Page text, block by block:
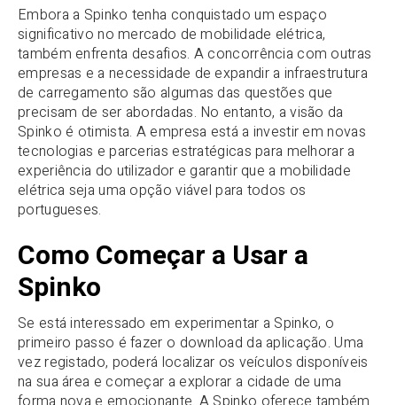
Embora a Spinko tenha conquistado um espaço
significativo no mercado de mobilidade elétrica,
também enfrenta desafios. A concorrência com outras
empresas e a necessidade de expandir a infraestrutura
de carregamento são algumas das questões que
precisam de ser abordadas. No entanto, a visão da
Spinko é otimista. A empresa está a investir em novas
tecnologias e parcerias estratégicas para melhorar a
experiência do utilizador e garantir que a mobilidade
elétrica seja uma opção viável para todos os
portugueses.
Como Começar a Usar a
Spinko
Se está interessado em experimentar a Spinko, o
primeiro passo é fazer o download da aplicação. Uma
vez registado, poderá localizar os veículos disponíveis
na sua área e começar a explorar a cidade de uma